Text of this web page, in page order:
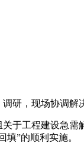
研，现场协调解
工程建设急需
”的顺利实施。